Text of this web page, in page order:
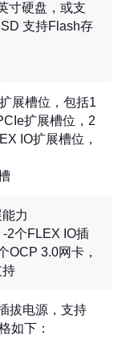
寸硬盘，或支
支持Flash存
展槽位，包括1
扩展槽位，2
IO扩展槽位，
力
2个FLEX IO插
OCP 3.0网卡，
持
拔电源，支持
如下：